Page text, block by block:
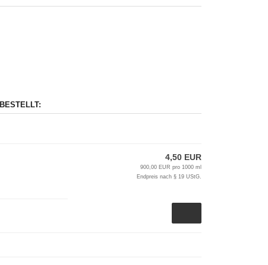
4,50 EUR
900,00 EUR pro 1000 ml
Endpreis nach § 19 UStG.